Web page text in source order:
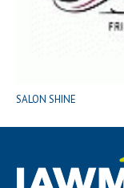
SALON SHINE